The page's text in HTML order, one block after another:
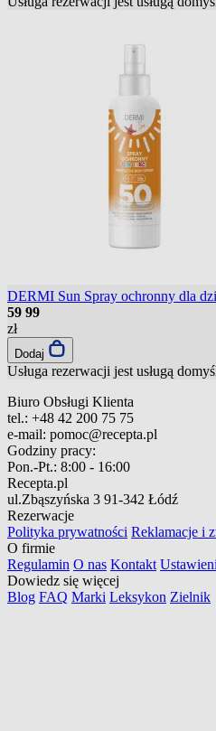
DERMI Sun Spray ochronny dla
59 99
zł
Dodaj
Usługa rezerwacji jest usługą
Biuro Obsługi Klienta
tel.: +48 42 200 75 75
e-mail: pomoc@recepta.pl
Godziny pracy:
Pon.-Pt.: 8:00 - 16:00
Recepta.pl
ul.Zbąszyńska 3 91-342 Łódź
Rezerwacje
Polityka prywatności Reklamacje i
O firmie
Regulamin O nas Kontakt
Dowiedz się więcej
Blog FAQ Marki Leksykon Zielnik